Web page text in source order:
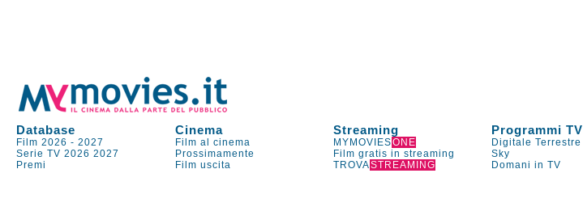
Database Cinema Streaming Programmi TV
Film 2026 -2027 Film al cinema MYMOVIESONE Digitale Terrestre
Serie TV 2026 2027 Prossimamente Film gratis in streaming Sky
Premi
Film uscita TROVASTREAMING Domani in TV